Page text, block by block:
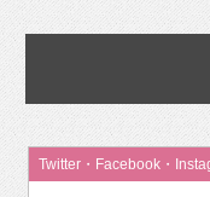
【次世代の没入感
挫折率8割の壁を
2026年のバレンタ
Twitter・Facebook・